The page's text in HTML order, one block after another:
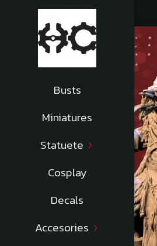
Busts
Miniatures
Statuete
Cosplay
Decals
Accesories